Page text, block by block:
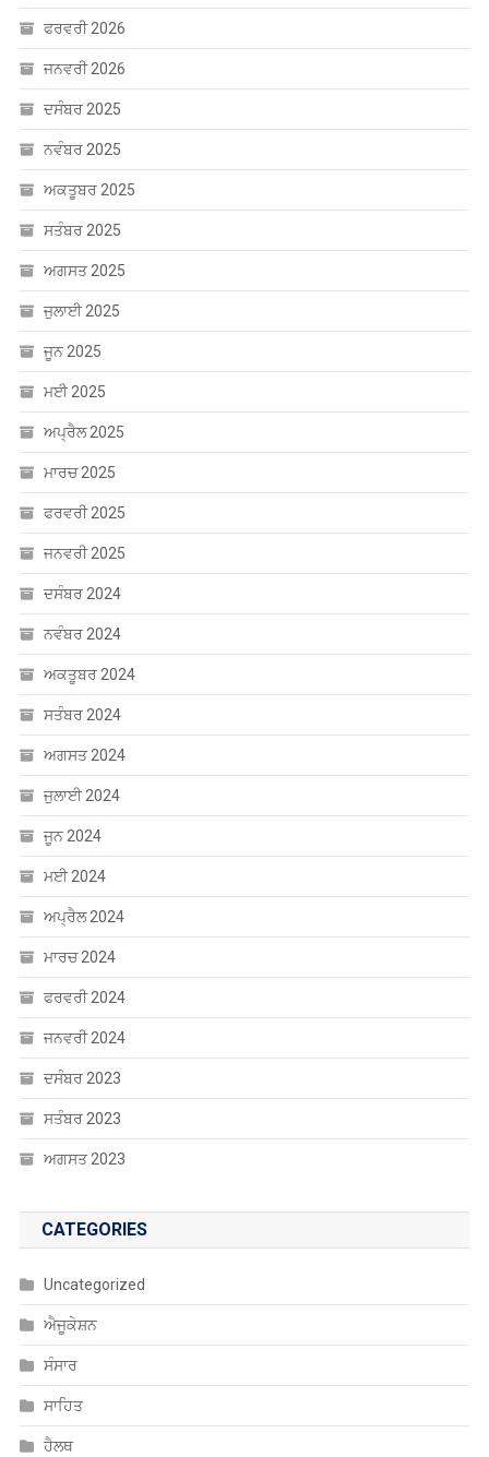
ਫਰਵਰੀ 2026
ਜਨਵਰੀ 2026
ਦਸੰਬਰ 2025
ਨਵੰਬਰ 2025
ਅਕਤੂਬਰ 2025
ਸਤੰਬਰ 2025
ਅਗਸਤ 2025
ਜੁਲਾਈ 2025
ਜੂਨ 2025
ਮਈ 2025
ਅਪ੍ਰੈਲ 2025
ਮਾਰਚ 2025
ਫਰਵਰੀ 2025
ਜਨਵਰੀ 2025
ਦਸੰਬਰ 2024
ਨਵੰਬਰ 2024
ਅਕਤੂਬਰ 2024
ਸਤੰਬਰ 2024
ਅਗਸਤ 2024
ਜੁਲਾਈ 2024
ਜੂਨ 2024
ਮਈ 2024
ਅਪ੍ਰੈਲ 2024
ਮਾਰਚ 2024
ਫਰਵਰੀ 2024
ਜਨਵਰੀ 2024
ਦਸੰਬਰ 2023
ਸਤੰਬਰ 2023
ਅਗਸਤ 2023
CATEGORIES
ਐਜੂਕੇਸ਼ਨ
ਸੰਸਾਰ
ਸਾਹਿਤ
ਹੈਲਥ